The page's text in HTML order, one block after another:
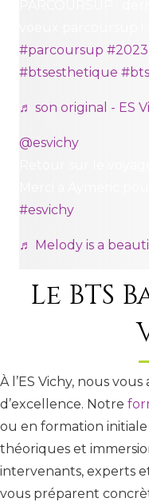
#parcoursup #2023
#btsesthetique
♬ son original - ES
@esvichy
#esvichy
♬ Melody is a
Le BTS
À l’ES Vichy, nous
d’excellence. Notre
ou en formation
théoriques et
intervenants, experts
vous préparent